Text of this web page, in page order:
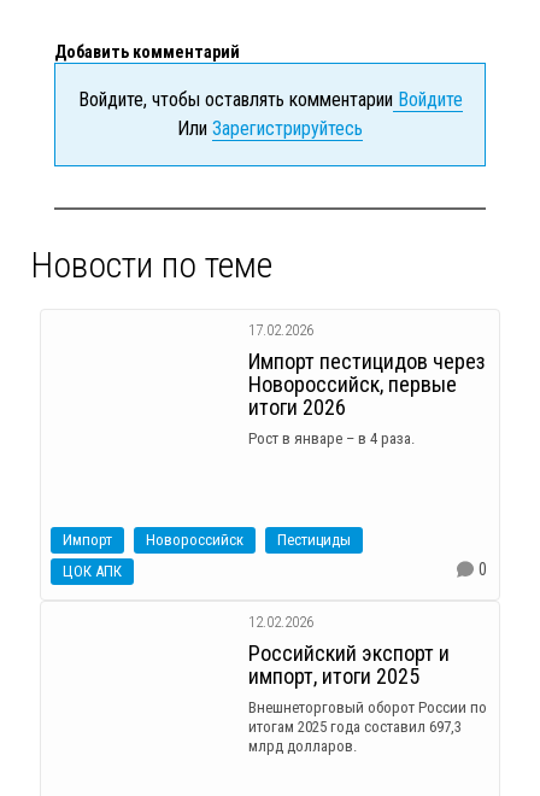
Добавить комментарий
Войдите, чтобы оставлять комментарииВойдите
Или Зарегистрируйтесь
Новости по теме
17.02.2026
Импорт пестицидов через
Новороссийск, первые
итоги 2026
Рост в январе – в 4 раза.
Импорт Новороссийск
Пестициды
ЦОК АПК
0
12.02.2026
Российский экспорт и
импорт, итоги 2025
Внешнеторговый оборот России по
итогам 2025 года составил 697,3
млрд долларов.